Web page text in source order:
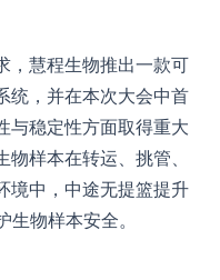
，慧程生物推出一款可
统，并在本次大会中首
与稳定性方面取得重大
样本在转运、挑管、
境中，中途无提篮提升
物样本安全。